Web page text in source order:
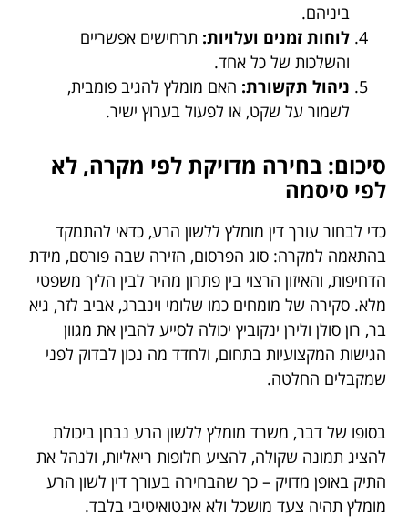
ביניהם.
לוחות זמנים ועלויות: תרחישים אפשריים
והשלכות של כל אחד.
ניהול תקשורת: האם מומלץ להגיב פומבית,
לשמור על שקט, או לפעול בערוץ ישיר.
סיכום: בחירה מדויקת לפי מקרה, לא
לפי סיסמה
כדי לבחור עורך דין מומלץ ללשון הרע, כדאי להתמקד
בהתאמה למקרה: סוג הפרסום, הזירה שבה פורסם, מידת
הדחיפות, והאיזון הרצוי בין פתרון מהיר לבין הליך משפטי
מלא. סקירה של מומחים כמו שלומי וינברג, אביב לזר, גיא
בר, רון סולן ולירן ינקוביץ יכולה לסייע להבין את מגוון
הגישות המקצועיות בתחום, ולחדד מה נכון לבדוק לפני
שמקבלים החלטה.
בסופו של דבר, משרד מומלץ ללשון הרע נבחן ביכולת
להציג תמונה שקולה, להציע חלופות ריאליות, ולנהל את
התיק באופן מדויק – כך שהבחירה בעורך דין לשון הרע
מומלץ תהיה צעד מושכל ולא אינטואיטיבי בלבד.